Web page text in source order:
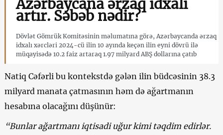
Azərbaycana ərzaq idxalı
artır. Səbəb nədir?
Dövlət Gömrük Komitəsinin məlumatına görə, Azərbaycanda ərzaq
idxalı xərcləri 2024-cü ilin 10 ayında keçən ilin eyni dövrü ilə
müqayisədə 10.2 faiz artaraq 1.97 milyard ABŞ dollarına çatıb
Natiq Cəfərli bu kontekstdə gələn ilin büdcəsinin 38.3
milyard manata çatmasının həm də ağartmanın
hesabına olacağını düşünür:
“Bunlar ağartmanı iqtisadi uğur kimi təqdim edirlər.